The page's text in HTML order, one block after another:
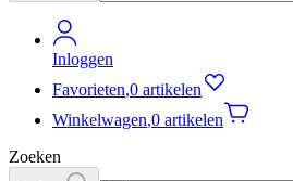
Inloggen
Favorieten,0 artikelen
Winkelwagen,0 artikelen
Zoeken